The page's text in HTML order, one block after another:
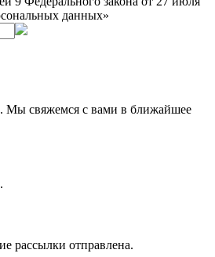
данных»
Мы свяжемся с вами в ближайшее
рассылки отправлена.